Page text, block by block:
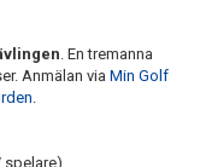
. En tremanna
Anmälan via Min Golf
.
spelare)